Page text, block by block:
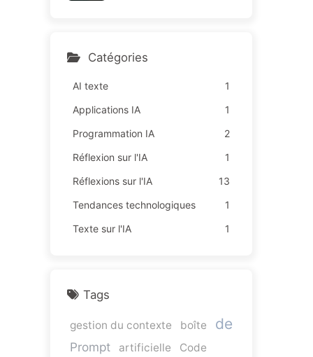
souffrances chez les empl
Catégories
AI texte
1
Applications IA
1
Programmation IA
2
Réflexion sur l'IA
1
Réflexions sur l'IA
13
Tendances technologiques
1
Texte sur l'IA
1
Tags
gestion du contexte boîte de
Prompt artificielle Code